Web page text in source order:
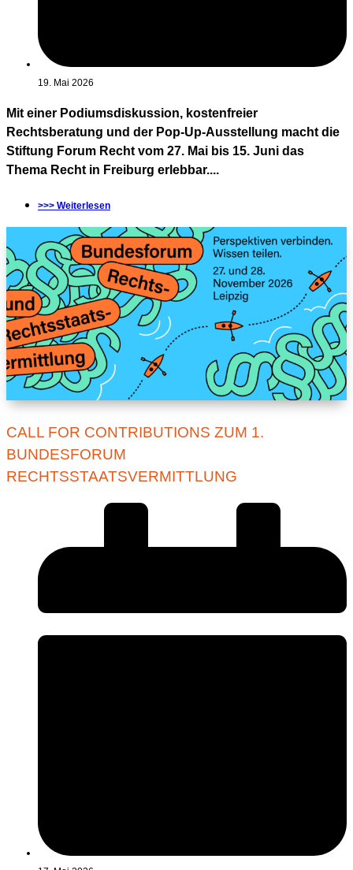
19. Mai 2026
Mit einer Podiumsdiskussion, kostenfreier
Rechtsberatung und der Pop-Up-Ausstellung macht die
Stiftung Forum Recht vom 27. Mai bis 15. Juni das
Thema Recht in Freiburg erlebbar....
>>> Weiterlesen
CALL FOR CONTRIBUTIONS ZUM 1.
BUNDESFORUM
RECHTSSTAATSVERMITTLUNG